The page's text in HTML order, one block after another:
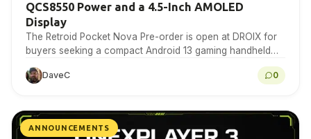
QCS8550 Power and a 4.5-Inch AMOLED
Display
The Retroid Pocket Nova Pre-order is open at DROIX for
buyers seeking a compact Android 13 gaming handheld
with a 4.5-inch 1280×960 AMOLED display,...
DaveC 0
ANNOUNCEMENTS